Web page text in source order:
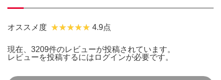
オススメ度 4.9点
現在、3209件のレビューが投稿されています。
レビューを投稿するには ログインが必要です。